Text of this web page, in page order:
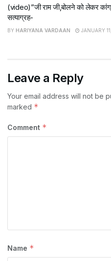
(video)”जी राम जी,बोलने को लेकर
सत्याग्रह-
BY HARIYANA VARDAAN JANUARY
Leave a Reply
Your email address will not be
marked *
Comment *
Name *